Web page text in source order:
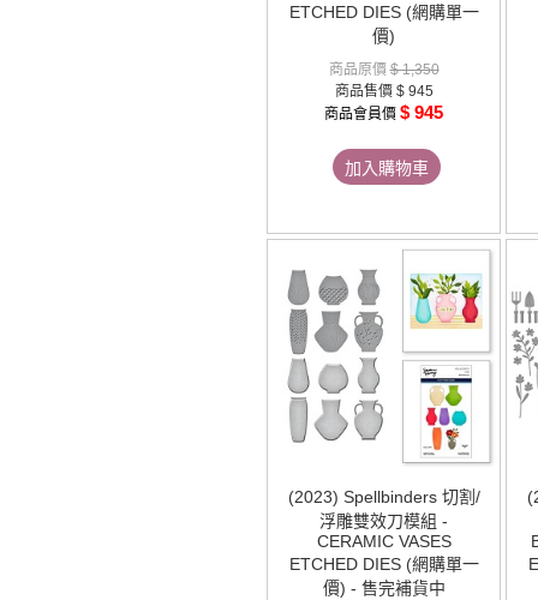
ETCHED DIES (網購單一
價)
商品原價$ 1,350
商品售價 $ 945
商品會員價 $ 945
加入購物車
(2023) Spellbinders 切割/
浮雕雙效刀模組 -
CERAMIC VASES
ETCHED DIES (網購單一
價) - 售完補貨中